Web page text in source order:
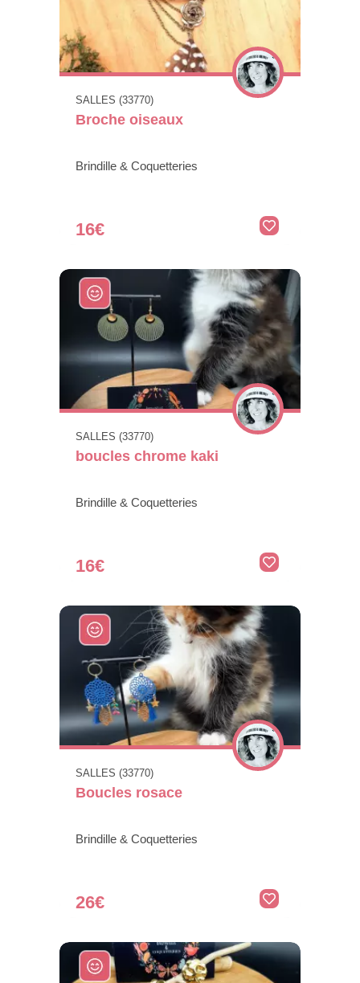
SALLES (33770)
Broche oiseaux
Brindille & Coquetteries
16€
SALLES (33770)
boucles chrome kaki
Brindille & Coquetteries
16€
SALLES (33770)
Boucles rosace
Brindille & Coquetteries
26€